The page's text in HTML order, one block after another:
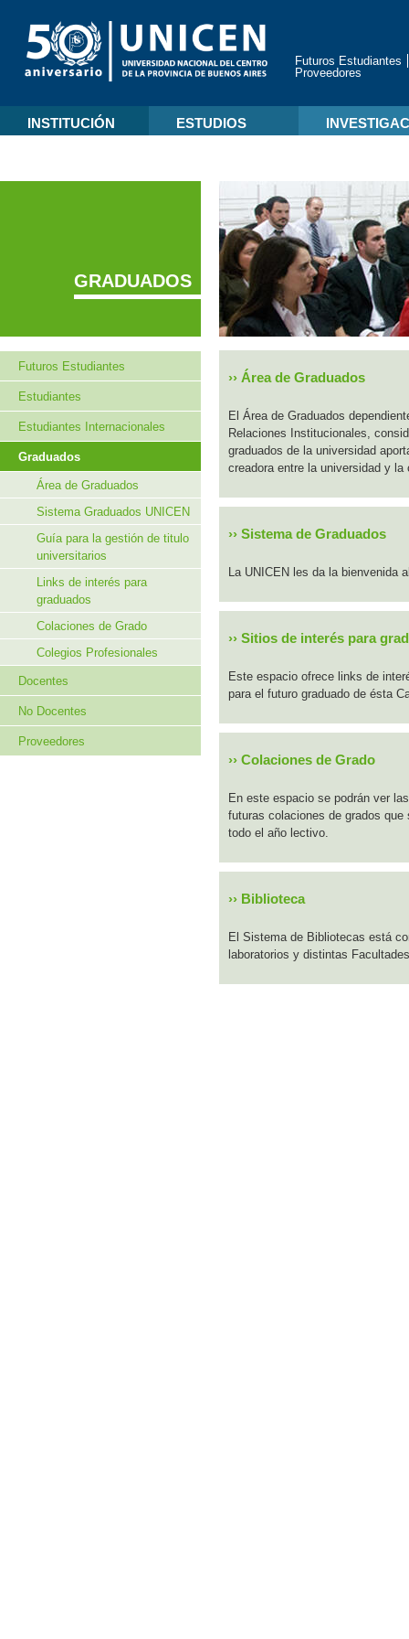
Futuros Estudiantes
Proveedores
INSTITUCIÓN ESTUDIOS
›› Área de Graduados
El Área de Graduados
Relaciones Institucionales,
graduados de la universidad
creadora entre la universidad y la
›› Sistema de Graduados
La UNICEN les da la bienvenida
›› Sitios de interés para
Este espacio ofrece links de
para el futuro graduado de ésta
›› Colaciones de Grado
En este espacio se podrán ver
futuras colaciones de grados que
todo el año lectivo.
›› Biblioteca
El Sistema de Bibliotecas está
laboratorios y distintas
GRADUADOS
Futuros Estudiantes
Estudiantes
Estudiantes Internacionales
Graduados
Área de Graduados
Sistema Graduados UNICEN
Guía para la gestión de titulo
universitarios
Links de interés para
graduados
Colaciones de Grado
Colegios Profesionales
Docentes
No Docentes
Proveedores